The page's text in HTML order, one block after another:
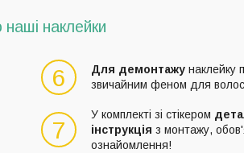
наклейки
6 Для демонтажу наклейку
звичайним феном для
7
У комплекті зі стікером
інструкція з монтажу,
ознайомлення!